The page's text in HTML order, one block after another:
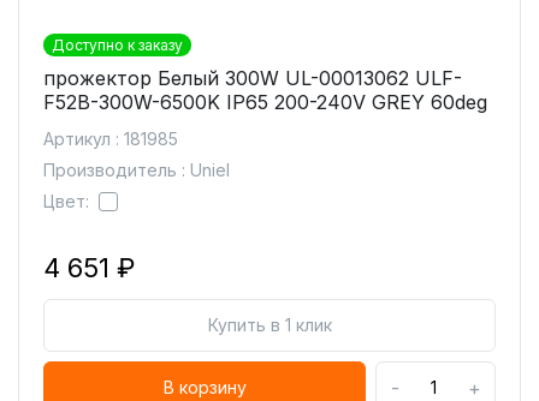
Доступно к заказу
прожектор Белый 300W UL-00013062 ULF-
F52B-300W-6500K IP65 200-240V GREY 60deg
Артикул : 181985
Производитель : Uniel
Цвет:
4 651 ₽
Купить в 1 клик
В корзину - +